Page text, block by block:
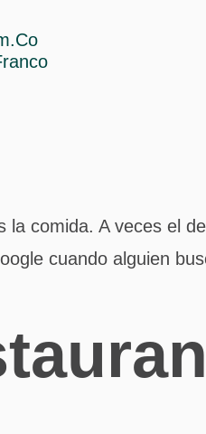
la comida. A veces el
cuando alguien